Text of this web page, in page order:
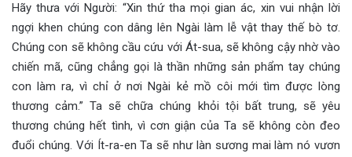
Hãy thưa với Người: “Xin thứ tha mọi gian ác, xin vui nhận lời
ngợi khen chúng con dâng lên Ngài làm lễ vật thay thế bò tơ.
Chúng con sẽ không cầu cứu với Át-sua, sẽ không cậy nhờ vào
chiến mã, cũng chẳng gọi là thần những sản phẩm tay chúng
con làm ra, vì chỉ ở nơi Ngài kẻ mồ côi mới tìm được lòng
thương cảm.” Ta sẽ chữa chúng khỏi tội bất trung, sẽ yêu
thương chúng hết tình, vì cơn giận của Ta sẽ không còn đeo
đuổi chúng. Với Ít-ra-en Ta sẽ như làn sương mai làm nó vươn